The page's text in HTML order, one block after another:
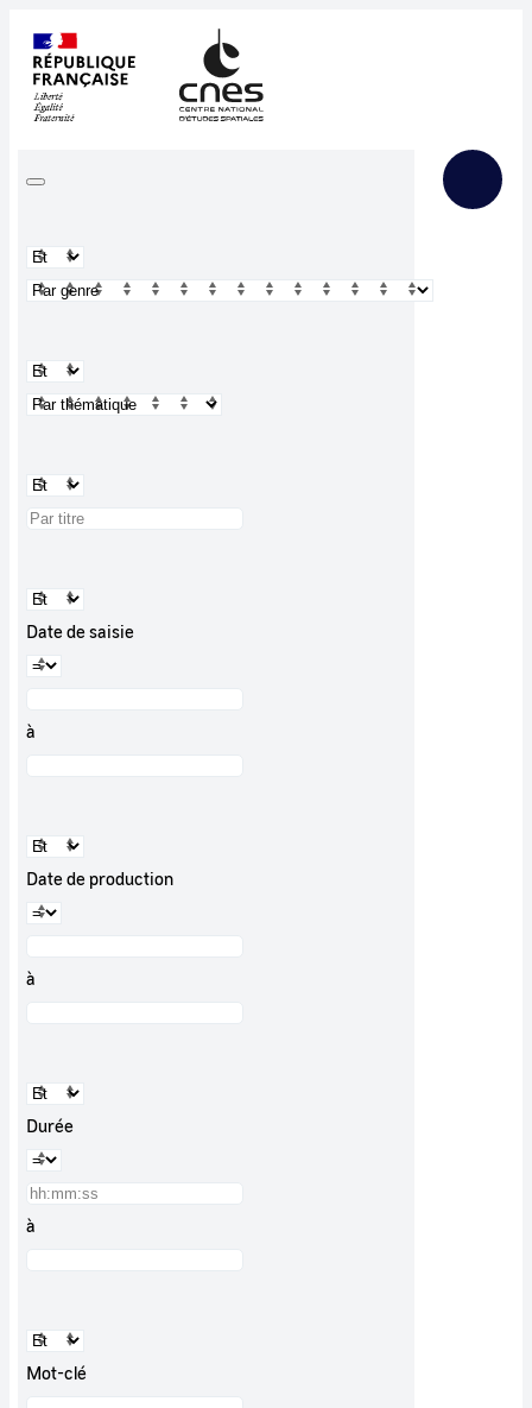
Date de saisie
à
Date de production
à
Durée
à
Mot-clé